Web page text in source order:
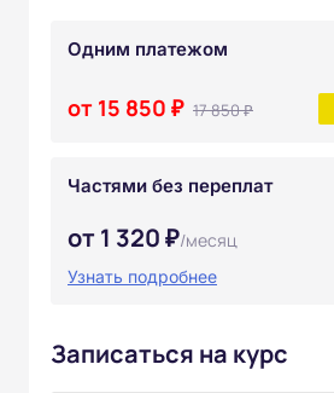
Одним платежом
от 15 850 ₽ 17 850 ₽
Частями без переплат
от 1 320 ₽/месяц
Узнать подробнее
Записаться на курс